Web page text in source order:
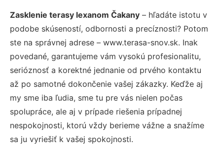
Zasklenie terasy lexanom Čakany – hľadáte istotu v
podobe skúseností, odbornosti a precíznosti? Potom
ste na správnej adrese – www.terasa-snov.sk. Inak
povedané, garantujeme vám vysokú profesionalitu,
serióznosť a korektné jednanie od prvého kontaktu
až po samotné dokončenie vašej zákazky. Keďže aj
my sme iba ľudia, sme tu pre vás nielen počas
spolupráce, ale aj v prípade riešenia prípadnej
nespokojnosti, ktorú vždy berieme vážne a snažíme
sa ju vyriešiť k vašej spokojnosti.